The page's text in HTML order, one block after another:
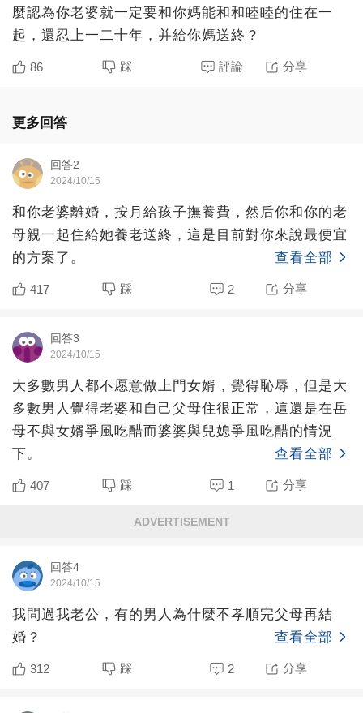
麼認為你老婆就一定要和你媽能和和睦睦的住在一
起，還忍上一二十年，并給你媽送終？
86 踩 評論 分享
更多回答
回答2
2024/10/15
和你老婆離婚，按月給孩子撫養費，然后你和你的老
母親一起住給她養老送終，這是目前對你來說最便宜
的方案了。
查看全部
417 踩 2 分享
回答3
2024/10/15
大多數男人都不愿意做上門女婿，覺得恥辱，但是大
多數男人覺得老婆和自己父母住很正常，這還是在岳
母不與女婿爭風吃醋而婆婆與兒媳爭風吃醋的情況
下。
查看全部
407 踩 1 分享
ADVERTISEMENT
回答4
2024/10/15
我問過我老公，有的男人為什麼不孝順完父母再結
婚？
查看全部
312 踩 2 分享